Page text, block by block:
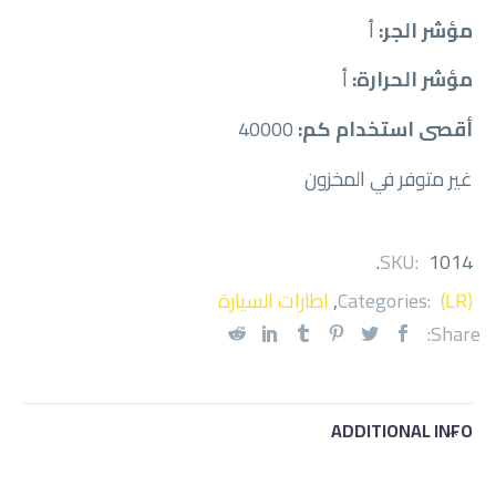
مؤشر الجر:أ
مؤشر الحرارة:أ
أقصى استخدام كم:
غير متوفر في المخزون
SKU: 1014
.
Categories: (LR)
,اطارات السيارة
Share:
ADDITIONAL INFO